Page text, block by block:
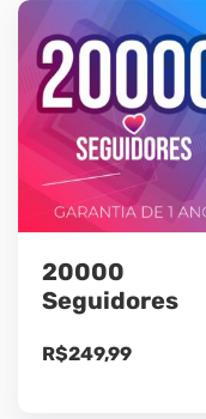
20000
Seguidores
R$249,99